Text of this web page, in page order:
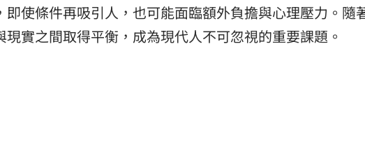
即使條件再吸引人，也可能面臨額外負擔與心理壓力。隨
現實之間取得平衡，成為現代人不可忽視的重要課題。